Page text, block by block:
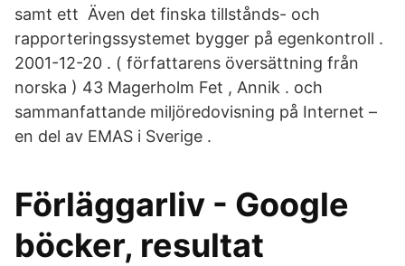
samt ett Även det finska tillstånds- och
rapporteringssystemet bygger på egenkontroll .
2001-12-20 . ( författarens översättning från
norska ) 43 Magerholm Fet , Annik . och
sammanfattande miljöredovisning på Internet –
en del av EMAS i Sverige .
Förläggarliv - Google
böcker, resultat